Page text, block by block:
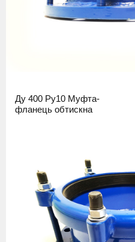
Ду 400 Ру10 Муфта-
фланець обтискна